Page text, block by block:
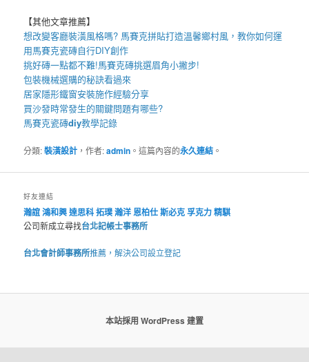
【其他文章推薦】
想改變客廳裝潢風格嗎? 馬賽克拼貼打造溫馨鄉村風，教你如何運
用馬賽克瓷磚自行DIY創作
挑好磚一點都不難!馬賽克磚挑選眉角小撇步!
包裝機械選購的秘訣看過來
居家隱形鐵窗安裝施作經驗分享
買沙發時常發生的關鍵問題有哪些?
馬賽克瓷磚diy教學記錄
分類:裝潢設計 ，作者:admin 。這篇內容的永久連結 。
好友連結
瀚誼鴻和興達思科拓璞瀚洋恩柏仕斯必克孚克力精騏
公司新成立尋找台北記帳士事務所
台北會計師事務所推薦，解決公司設立登記
本站採用 WordPress 建置